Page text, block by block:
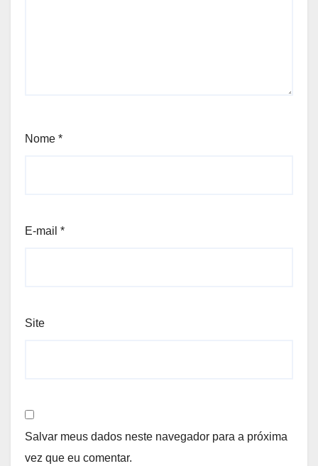
Nome *
E-mail *
Site
Salvar meus dados neste navegador para a próxima
vez que eu comentar.